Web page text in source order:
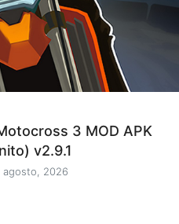
3 MOD APK
v2.9.1
agosto, 2026